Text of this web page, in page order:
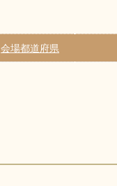
会場都道府県